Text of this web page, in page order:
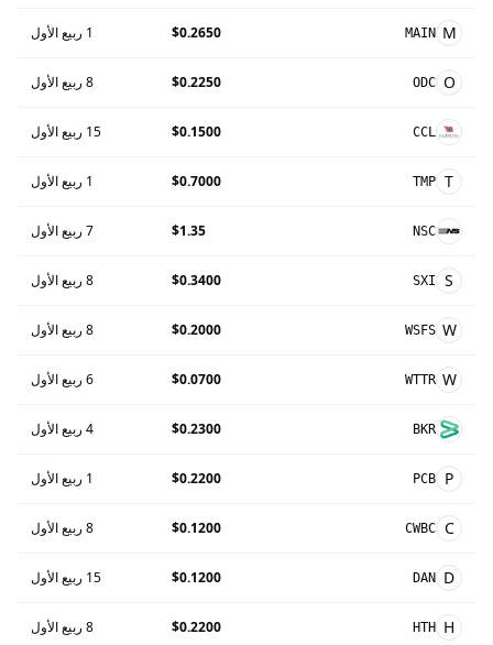
M
MAIN
$0.2650 1 ربيع الأول
O
ODC
$0.2250 8 ربيع الأول
CCL
$0.1500 15 ربيع الأول
T
TMP
$0.7000 1 ربيع الأول
NSC
$1.35 7 ربيع الأول
S
SXI
$0.3400 8 ربيع الأول
W
WSFS
$0.2000 8 ربيع الأول
W
WTTR
$0.0700 6 ربيع الأول
BKR
$0.2300 4 ربيع الأول
P
PCB
$0.2200 1 ربيع الأول
C
CWBC
$0.1200 8 ربيع الأول
D
DAN
$0.1200 15 ربيع الأول
H
HTH
$0.2200 8 ربيع الأول